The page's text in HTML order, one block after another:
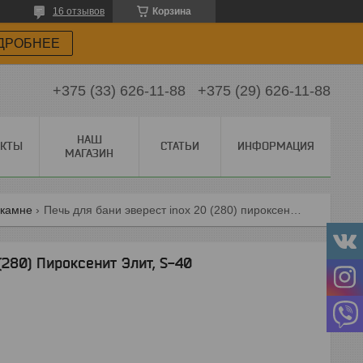
Корзина
16 отзывов
+375 (33) 626-11-88 +375 (29) 626-11-88
НАШ
МАГАЗИН
СТАТЬИ ИНФОРМАЦИЯ
Пироксенит Элит, S-40